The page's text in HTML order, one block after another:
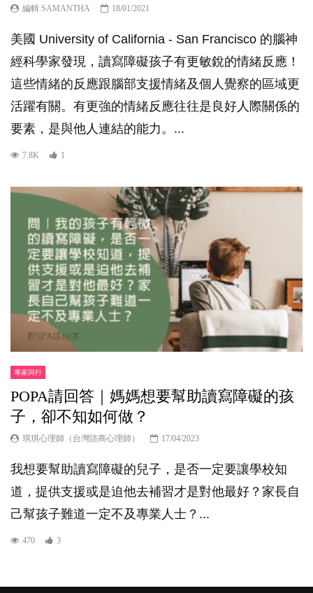
編輯 SAMANTHA 18/01/2021
美國 University of California - San Francisco 的腦神
經科學家發現，讀寫障礙孩子有更敏銳的情緒反應！
這些情緒的反應跟腦部支援情緒及個人覺察的區域更
活躍有關。有更強的情緒反應往往是良好人際關係的
要素，是與他人連結的能力。...
7.8K 1
專家同行
POPA請回答｜媽媽想要幫助讀寫障礙的孩
子，卻不知如何做？
琪琪心理師（台灣諮商心理師） 17/04/2023
我想要幫助讀寫障礙的兒子，是否一定要讓學校知
道，提供支援或是迫他去補習才是對他最好？家長自
己幫孩子難道一定不及專業人士？...
470 3